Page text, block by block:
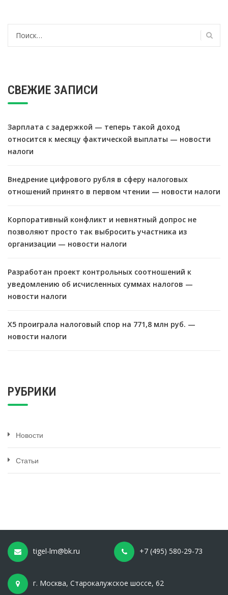
СВЕЖИЕ ЗАПИСИ
Зарплата с задержкой — теперь такой доход
относится к месяцу фактической выплаты — новости
налоги
Внедрение цифрового рубля в сферу налоговых
отношений принято в первом чтении — новости налоги
Корпоративный конфликт и невнятный допрос не
позволяют просто так выбросить участника из
организации — новости налоги
Разработан проект контрольных соотношений к
уведомлению об исчисленных суммах налогов —
новости налоги
X5 проиграла налоговый спор на 771,8 млн руб. —
новости налоги
РУБРИКИ
Новости
Статьи
tigel-lm@bk.ru +7 (495) 580-29-73
г. Москва, Старокалужское шоссе, 62